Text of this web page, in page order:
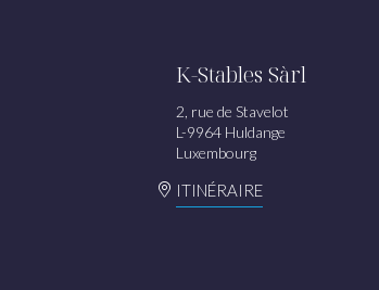
K-Stables Sàrl
2, rue de Stavelot
L-9964 Huldange
Luxembourg
ITINÉRAIRE